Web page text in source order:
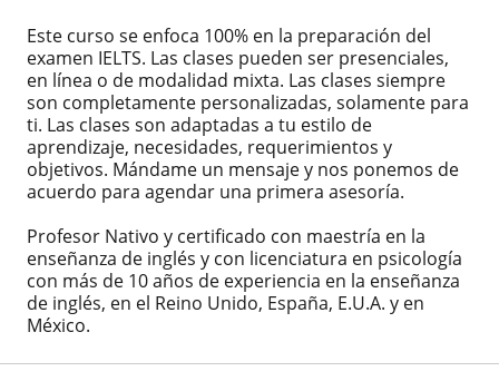
Este curso se enfoca 100% en la preparación del
examen IELTS. Las clases pueden ser presenciales,
en línea o de modalidad mixta. Las clases siempre
son completamente personalizadas, solamente para
ti. Las clases son adaptadas a tu estilo de
aprendizaje, necesidades, requerimientos y
objetivos. Mándame un mensaje y nos ponemos de
acuerdo para agendar una primera asesoría.
Profesor Nativo y certificado con maestría en la
enseñanza de inglés y con licenciatura en psicología
con más de 10 años de experiencia en la enseñanza
de inglés, en el Reino Unido, España, E.U.A. y en
México.